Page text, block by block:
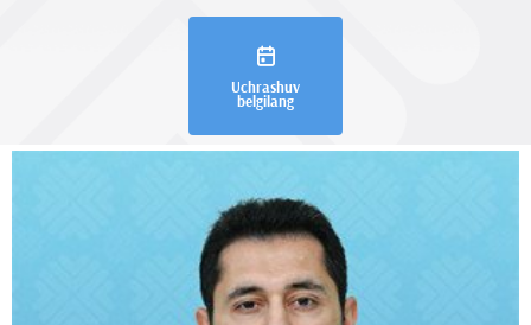
Uchrashuv
belgilang